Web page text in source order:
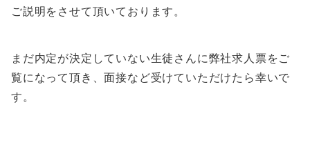
ご説明をさせて頂いております。
まだ内定が決定していない生徒さんに弊社求人票をご
覧になって頂き、面接など受けていただけたら幸いで
す。